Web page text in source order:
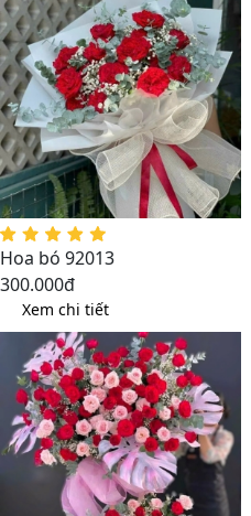
Hoa bó 92013
300.000đ
Xem chi tiết